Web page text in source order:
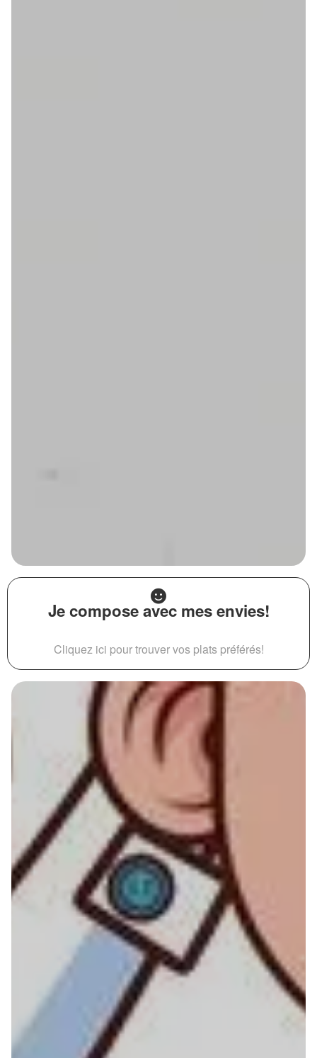
Je compose avec mes envies!
Cliquez ici pour trouver vos plats préférés!